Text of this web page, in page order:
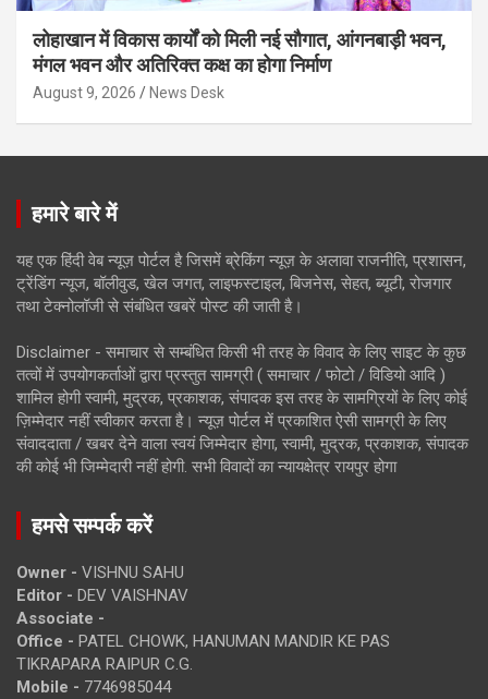
लोहाखान में विकास कार्यों को मिली नई सौगात, आंगनबाड़ी भवन,
मंगल भवन और अतिरिक्त कक्ष का होगा निर्माण
August 9, 2026 News Desk
हमारे बारे में
यह एक हिंदी वेब न्यूज़ पोर्टल है जिसमें ब्रेकिंग न्यूज़ के अलावा राजनीति, प्रशासन,
ट्रेंडिंग न्यूज, बॉलीवुड, खेल जगत, लाइफस्टाइल, बिजनेस, सेहत, ब्यूटी, रोजगार
तथा टेक्नोलॉजी से संबंधित खबरें पोस्ट की जाती है।
Disclaimer - समाचार से सम्बंधित किसी भी तरह के विवाद के लिए साइट के कुछ
तत्वों में उपयोगकर्ताओं द्वारा प्रस्तुत सामग्री ( समाचार / फोटो / विडियो आदि )
शामिल होगी स्वामी, मुद्रक, प्रकाशक, संपादक इस तरह के सामग्रियों के लिए कोई
ज़िम्मेदार नहीं स्वीकार करता है। न्यूज़ पोर्टल में प्रकाशित ऐसी सामग्री के लिए
संवाददाता / खबर देने वाला स्वयं जिम्मेदार होगा, स्वामी, मुद्रक, प्रकाशक, संपादक
की कोई भी जिम्मेदारी नहीं होगी. सभी विवादों का न्यायक्षेत्र रायपुर होगा
हमसे सम्पर्क करें
Owner - VISHNU SAHU
Editor - DEV VAISHNAV
Associate -
Office - PATEL CHOWK, HANUMAN MANDIR KE PAS
TIKRAPARA RAIPUR C.G.
Mobile - 7746985044